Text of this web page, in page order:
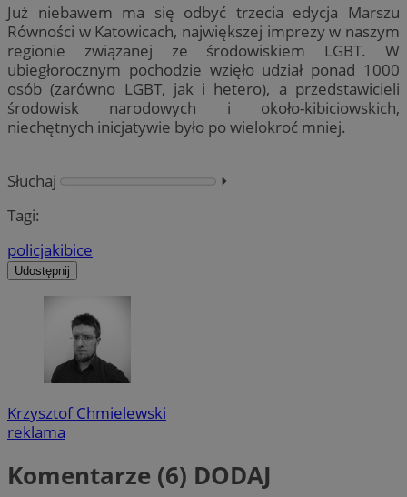
Już niebawem ma się odbyć trzecia edycja Marszu
Równości w Katowicach, największej imprezy w naszym
regionie związanej ze środowiskiem LGBT. W
ubiegłorocznym pochodzie wzięło udział ponad 1000
osób (zarówno LGBT, jak i hetero), a przedstawicieli
środowisk narodowych i około-kibiciowskich,
niechętnych inicjatywie było po wielokroć mniej.
Słuchaj
⏵︎
Tagi:
policjakibice
Udostępnij
Krzysztof Chmielewski
reklama
Komentarze (6) DODAJ